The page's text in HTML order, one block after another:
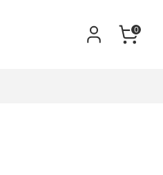
Carrinho
0